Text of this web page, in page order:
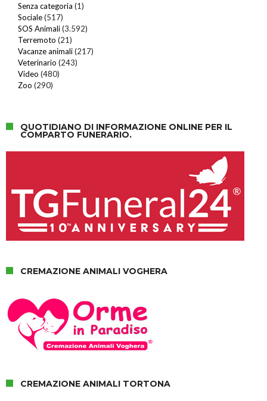
Senza categoria (1)
Sociale(517)
SOS Animali(3.592)
Terremoto (21)
Vacanze animali(217)
Veterinario (243)
Video (480)
Zoo (290)
QUOTIDIANO DI INFORMAZIONE ONLINE PER IL
COMPARTO FUNERARIO.
CREMAZIONE ANIMALI VOGHERA
CREMAZIONE ANIMALI TORTONA